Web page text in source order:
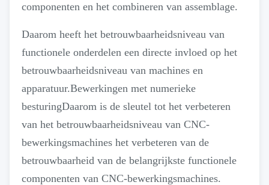
componenten en het combineren van assemblage.
Daarom heeft het betrouwbaarheidsniveau van
functionele onderdelen een directe invloed op het
betrouwbaarheidsniveau van machines en
apparatuur.Bewerkingen met numerieke
besturingDaarom is de sleutel tot het verbeteren
van het betrouwbaarheidsniveau van CNC-
bewerkingsmachines het verbeteren van de
betrouwbaarheid van de belangrijkste functionele
componenten van CNC-bewerkingsmachines.